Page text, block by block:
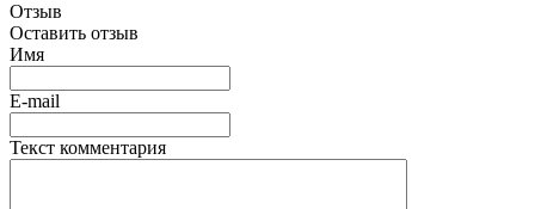
Отзыв
Оставить отзыв
Имя
E-mail
Текст комментария